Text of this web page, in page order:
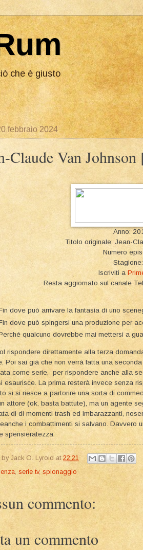
che è giusto
febbraio 2024
Claude Van
Anno:
Titolo originale: Jean-
Numero
Iscriviti a
Resta aggiornato sul canale
dove può arrivare la fantasia di uno
dove può spingersi una produzione per
qualcuno dovrebbe mai mettersi a
rispondere direttamente alla terza
Poi sai già che non verrà fatta una
come serie, per rispondere anche alla
esaurisce. La prima resterà invece senza
si si riesce a partorire una sorta di
attore (ok, basta battute), ma un agente
di di momenti trash ed imbarazzanti,
i combattimenti si salvano. Davvero
spensieratezza.
by Jack O. Lyroid at 22:21
, serie tv, spionaggio
commento:
un commento